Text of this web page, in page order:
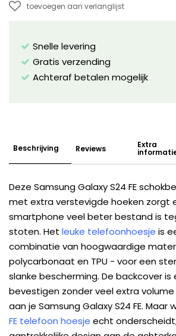
toevoegen aan verlanglijst
Snelle levering
Gratis verzending
Achteraf betalen mogelijk
Beschrijving Reviews Extra
Deze Samsung Galaxy S24 FE
met extra verstevigde hoeken zorgt
smartphone veel beter bestand is
stoten. Het leuke telefoonhoesje is
combinatie van hoogwaardige
polycarbonaat en TPU - voor een
slanke bescherming. De backcover
bevestigen zonder veel extra
aan je Samsung Galaxy S24 FE. Maar
FE telefoon hoesje echt